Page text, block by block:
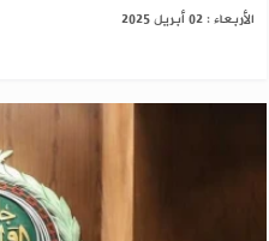
الأربعاء : 02 أبريل 2025